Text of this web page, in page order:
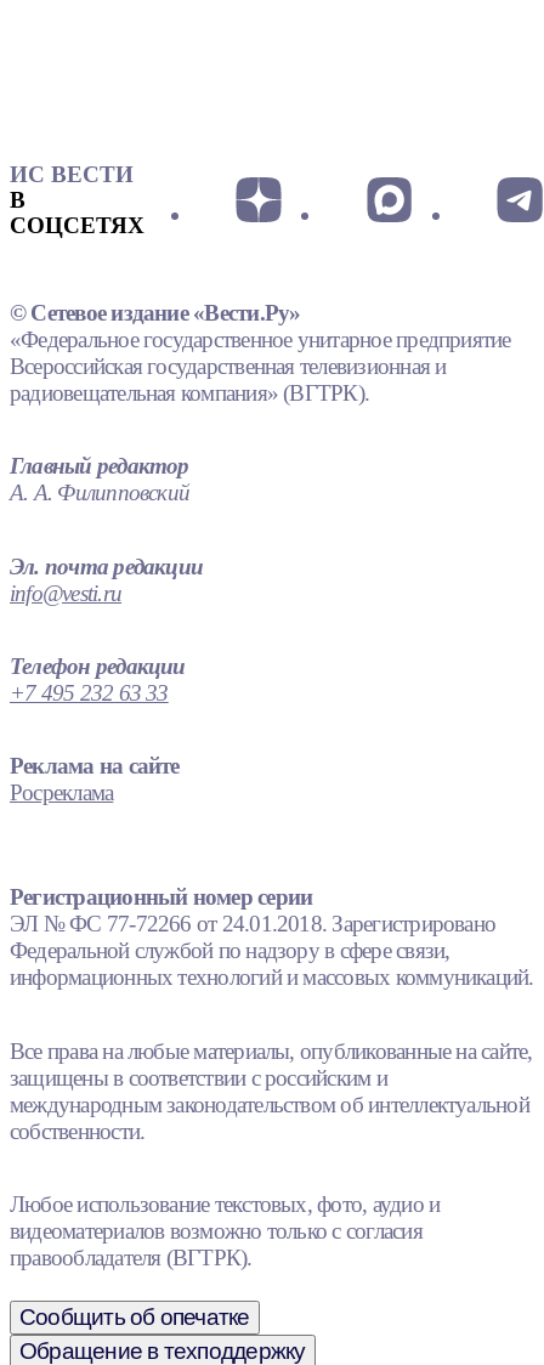
ИС ВЕСТИ
В
СОЦСЕТЯХ
© Сетевое издание «Вести.Ру»
«Федеральное государственное унитарное предприятие
Всероссийская государственная телевизионная и
радиовещательная компания» (ВГТРК).
Главный редактор
А. А. Филипповский
Эл. почта редакции
info@vesti.ru
Телефон редакции
+7 495 232 63 33
Реклама на сайте
Росреклама
Регистрационный номер серии
ЭЛ № ФС 77-72266 от 24.01.2018. Зарегистрировано
Федеральной службой по надзору в сфере связи,
информационных технологий и массовых коммуникаций.
Все права на любые материалы, опубликованные на сайте,
защищены в соответствии с российским и
международным законодательством об интеллектуальной
собственности.
Любое использование текстовых, фото, аудио и
видеоматериалов возможно только с согласия
правообладателя (ВГТРК).
Сообщить об опечатке
Обращение в техподдержку